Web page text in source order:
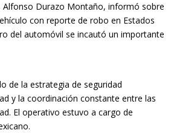
Alfonso Durazo Montaño, informó sobre
con reporte de robo en Estados
del automóvil se incautó un importante
de la estrategia de seguridad
y la coordinación constante entre las
El operativo estuvo a cargo de